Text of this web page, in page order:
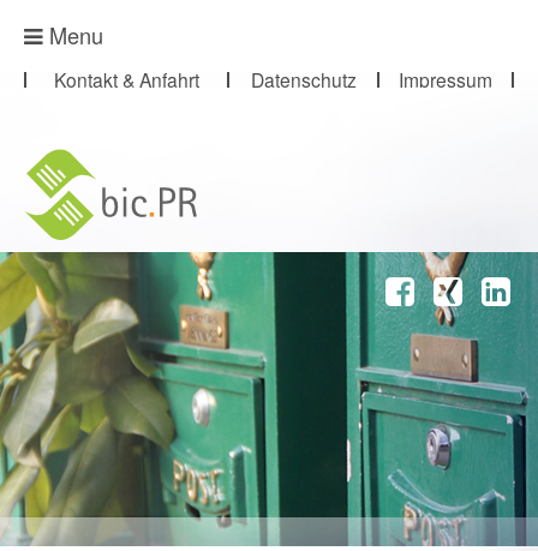
Menu
Presse-Abo
Kontakt & Anfahrt Datenschutz Impressum